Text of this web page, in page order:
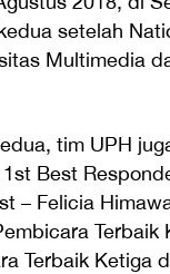
setelah
Multimedia
tim UPH
Best
– Felicia
Terbaik
Terbaik Ketiga